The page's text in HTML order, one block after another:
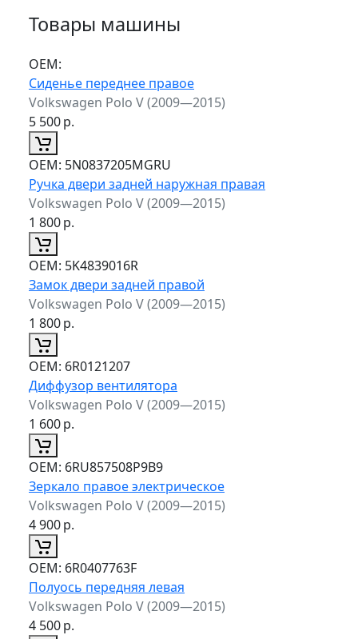
Товары машины
ОЕМ:
Сиденье переднее правое
Volkswagen Polo V (2009—2015)
5 500р.
ОЕМ: 5N0837205MGRU
Ручка двери задней наружная правая
Volkswagen Polo V (2009—2015)
1 800р.
ОЕМ: 5K4839016R
Замок двери задней правой
Volkswagen Polo V (2009—2015)
1 800р.
ОЕМ: 6R0121207
Диффузор вентилятора
Volkswagen Polo V (2009—2015)
1 600р.
ОЕМ: 6RU857508P9B9
Зеркало правое электрическое
Volkswagen Polo V (2009—2015)
4 900р.
ОЕМ: 6R0407763F
Полуось передняя левая
Volkswagen Polo V (2009—2015)
4 500р.